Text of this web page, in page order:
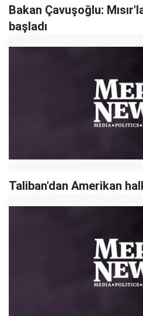
Bakan Çavuşoğlu:
başladı
Taliban'dan Amerikan